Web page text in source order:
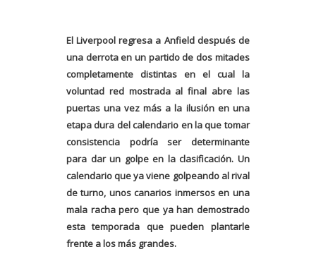
El Liverpool regresa a Anfield después de
una derrota en un partido de dos mitades
completamente distintas en el cual la
voluntad red mostrada al final abre las
puertas una vez más a la ilusión en una
etapa dura del calendario en la que tomar
consistencia podría ser determinante
para dar un golpe en la clasificación. Un
calendario que ya viene golpeando al rival
de turno, unos canarios inmersos en una
mala racha pero que ya han demostrado
esta temporada que pueden plantarle
frente a los más grandes.